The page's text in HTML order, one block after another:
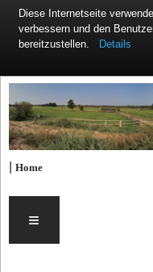
|Home
≡
Diese Internetseite
verbessern und den
bereitzustellen.
Details